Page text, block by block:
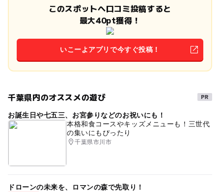
このスポットへ口コミ投稿すると
最大40pt獲得！
いこーよアプリで今すぐ投稿！
千葉県内のオススメの遊び
お誕生日や七五三、お宮参りなどのお祝いにも！
本格和食コースやキッズメニューも！三世代
の集いにもぴったり
千葉県市川市
ドローンの未来を、ロマンの森で先取り！